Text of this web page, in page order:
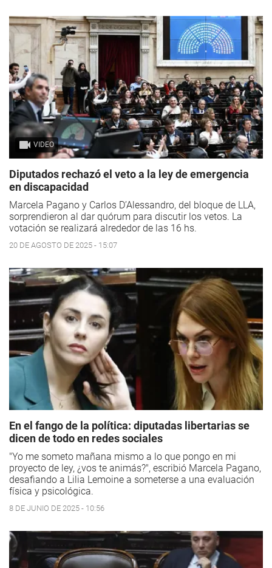
VIDEO
Diputados rechazó el veto a la ley de emergencia
en discapacidad
Marcela Pagano y Carlos D’Alessandro, del bloque de LLA,
sorprendieron al dar quórum para discutir los vetos. La
votación se realizará alrededor de las 16 hs.
20 DE AGOSTO DE 2025 - 15:07
En el fango de la política: diputadas libertarias se
dicen de todo en redes sociales
"Yo me someto mañana mismo a lo que pongo en mi
proyecto de ley, ¿vos te animás?", escribió Marcela Pagano,
desafiando a Lilia Lemoine a someterse a una evaluación
física y psicológica.
8 DE JUNIO DE 2025 - 10:56